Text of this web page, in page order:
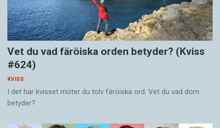
Vet du vad färöiska orden betyder? (Kviss
#624)
KVISS
I det här kvisset möter du tolv färöiska ord. Vet du vad dom
betyder?